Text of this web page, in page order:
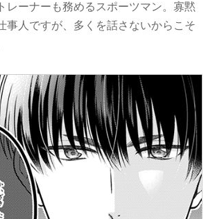
レーナーも務めるスポーツマン。寡黙
事人ですが、多くを話さないからこそ